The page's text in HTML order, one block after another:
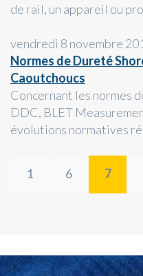
de rail, un appareil ou
vendredi 8 novembre
Normes de Dureté
Caoutchoucs
Concernant les normes
DDC, BLET
évolutions normatives
1 6 7